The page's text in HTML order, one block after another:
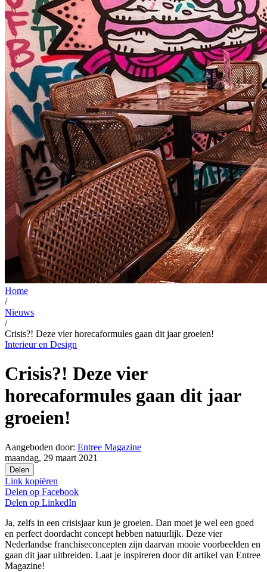
Home
/
Nieuws
/
Crisis?! Deze vier horecaformules gaan dit jaar groeien!
Interieur en Design
Crisis?! Deze vier
horecaformules gaan dit jaar
groeien!
Aangeboden door: Entree Magazine
maandag, 29 maart 2021
Delen
Link kopiëren
Delen op Facebook
Delen op LinkedIn
Ja, zelfs in een crisisjaar kun je groeien. Dan moet je wel een goed
en perfect doordacht concept hebben natuurlijk. Deze vier
Nederlandse franchiseconcepten zijn daarvan mooie voorbeelden en
gaan dit jaar uitbreiden. Laat je inspireren door dit artikel van Entree
Magazine!